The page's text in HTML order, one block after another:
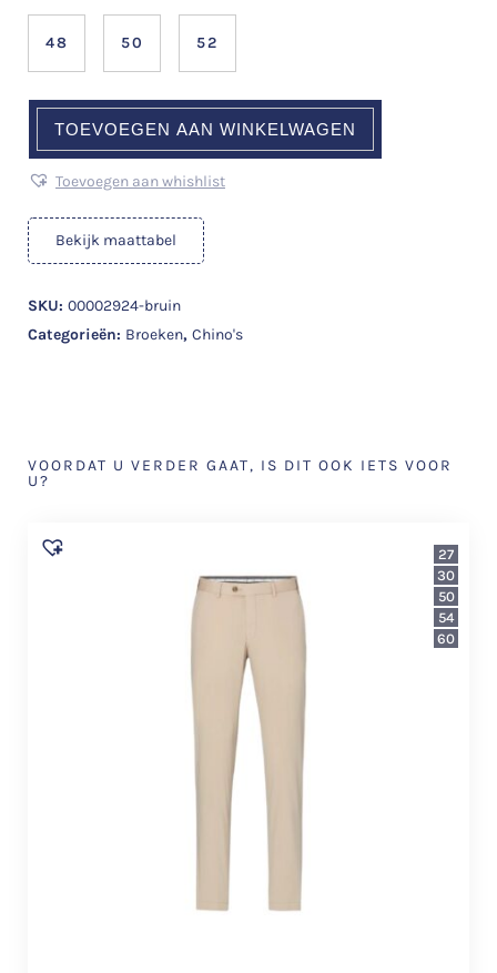
48 50 52
TOEVOEGEN AAN WINKELWAGEN
Toevoegen aan whishlist
Bekijk maattabel
SKU: 00002924-bruin
Categorieën: Broeken, Chino's
VOORDAT U VERDER GAAT, IS DIT OOK IETS VOOR
U?
27
30
50
54
60